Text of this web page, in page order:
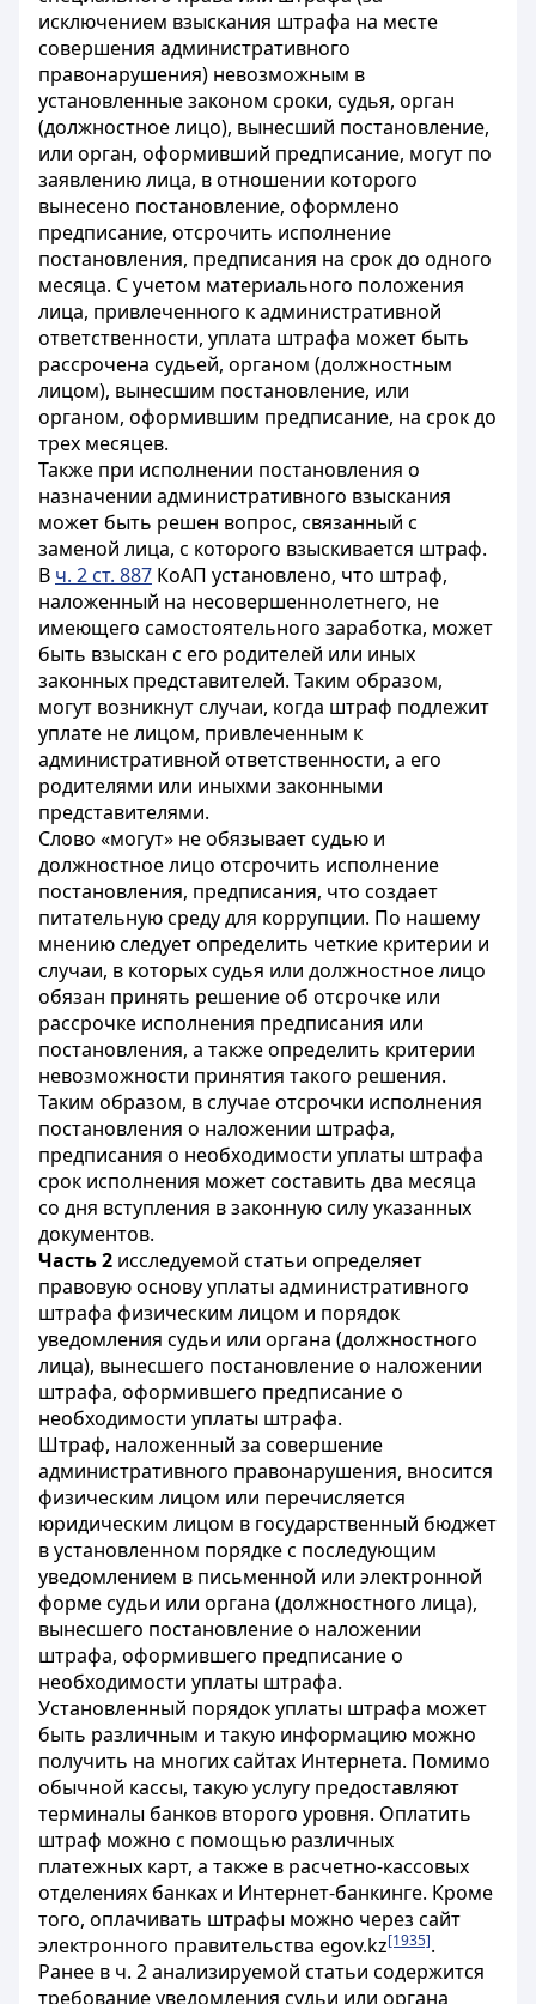
исключением взыскания штрафа на месте
совершения административного
правонарушения) невозможным в
установленные законом сроки, судья, орган
(должностное лицо), вынесший постановление,
или орган, оформивший предписание, могут по
заявлению лица, в отношении которого
вынесено постановление, оформлено
предписание, отсрочить исполнение
постановления, предписания на срок до одного
месяца. С учетом материального положения
лица, привлеченного к административной
ответственности, уплата штрафа может быть
рассрочена судьей, органом (должностным
лицом), вынесшим постановление, или
органом, оформившим предписание, на срок до
трех месяцев.
Также при исполнении постановления о
назначении административного взыскания
может быть решен вопрос, связанный с
заменой лица, с которого взыскивается штраф.
В ч. 2 ст. 887 КоАП установлено, что штраф,
наложенный на несовершеннолетнего, не
имеющего самостоятельного заработка, может
быть взыскан с его родителей или иных
законных представителей. Таким образом,
могут возникнут случаи, когда штраф подлежит
уплате не лицом, привлеченным к
административной ответственности, а его
родителями или иныхми законными
представителями.
Слово «могут» не обязывает судью и
должностное лицо отсрочить исполнение
постановления, предписания, что создает
питательную среду для коррупции. По нашему
мнению следует определить четкие критерии и
случаи, в которых судья или должностное лицо
обязан принять решение об отсрочке или
рассрочке исполнения предписания или
постановления, а также определить критерии
невозможности принятия такого решения.
Таким образом, в случае отсрочки исполнения
постановления о наложении штрафа,
предписания о необходимости уплаты штрафа
срок исполнения может составить два месяца
со дня вступления в законную силу указанных
документов.
Часть 2 исследуемой статьи определяет
правовую основу уплаты административного
штрафа физическим лицом и порядок
уведомления судьи или органа (должностного
лица), вынесшего постановление о наложении
штрафа, оформившего предписание о
необходимости уплаты штрафа.
Штраф, наложенный за совершение
административного правонарушения, вносится
физическим лицом или перечисляется
юридическим лицом в государственный бюджет
в установленном порядке с последующим
уведомлением в письменной или электронной
форме судьи или органа (должностного лица),
вынесшего постановление о наложении
штрафа, оформившего предписание о
необходимости уплаты штрафа.
Установленный порядок уплаты штрафа может
быть различным и такую информацию можно
получить на многих сайтах Интернета. Помимо
обычной кассы, такую услугу предоставляют
терминалы банков второго уровня. Оплатить
штраф можно с помощью различных
платежных карт, а также в расчетно-кассовых
отделениях банках и Интернет-банкинге. Кроме
того, оплачивать штрафы можно через сайт
электронного правительства еgov.kz[1935].
Ранее в ч. 2 анализируемой статьи содержится
требование уведомления судьи или органа